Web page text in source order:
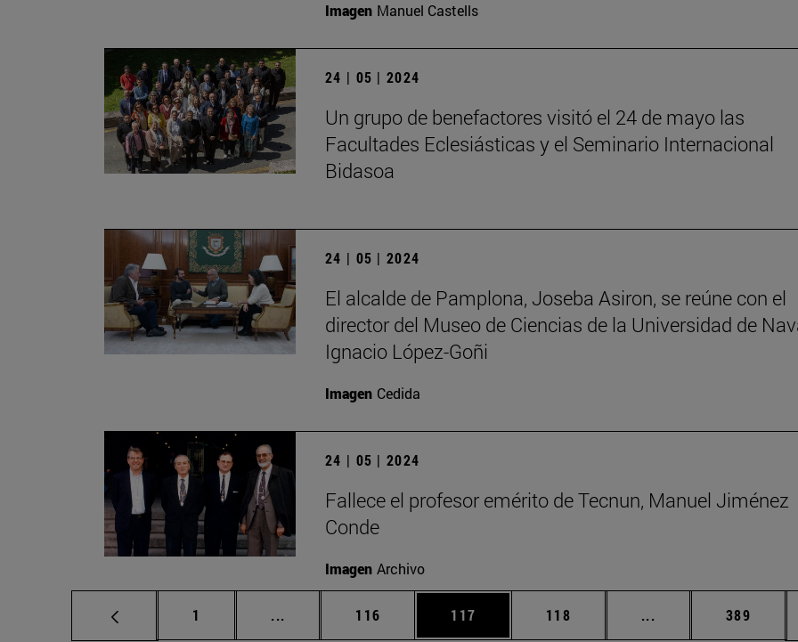
Imagen Manuel Castells
24 | 05 | 2024
Un grupo de benefactores visitó el 24 de mayo las
Facultades Eclesiásticas y el Seminario Internacional
Bidasoa
24 | 05 | 2024
El alcalde de Pamplona, Joseba Asiron, se reúne con el
director del Museo de Ciencias de la Universidad de
Ignacio López-Goñi
Imagen Cedida
24 | 05 | 2024
Fallece el profesor emérito de Tecnun, Manuel Jiménez
Conde
Imagen Archivo
Página
1 ... Páginas intermedias Use TAB para desplazarse.
Página
116 Página
117 Página
118 ... Páginas intermedias
Página
389